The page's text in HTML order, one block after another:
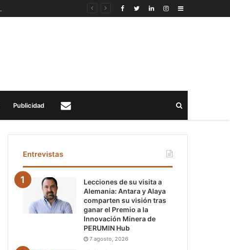
Sidebar
Publicidad
Entrevistas
Lecciones de su visita a
Alemania: Antara y Alaya
comparten su visión tras
ganar el Premio a la
Innovación Minera de
PERUMIN Hub
7 agosto, 2026